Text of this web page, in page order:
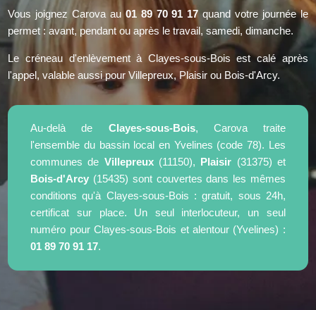
Vous joignez Carova au 01 89 70 91 17 quand votre journée le
permet : avant, pendant ou après le travail, samedi, dimanche.
Le créneau d'enlèvement à Clayes-sous-Bois est calé après
l'appel, valable aussi pour Villepreux, Plaisir ou Bois-d'Arcy.
Au-delà de Clayes-sous-Bois, Carova traite
l'ensemble du bassin local en Yvelines (code 78). Les
communes de Villepreux(11150), Plaisir (31375) et
Bois-d'Arcy (15435) sont couvertes dans les mêmes
conditions qu'à Clayes-sous-Bois : gratuit, sous 24h,
certificat sur place. Un seul interlocuteur, un seul
numéro pour Clayes-sous-Bois et alentour (Yvelines) :
01 89 70 91 17.